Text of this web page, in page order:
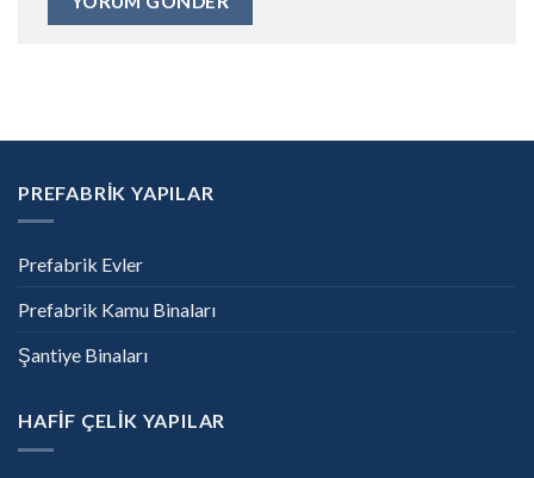
PREFABRİK YAPILAR
Prefabrik Evler
Prefabrik Kamu Binaları
Şantiye Binaları
HAFİF ÇELİK YAPILAR